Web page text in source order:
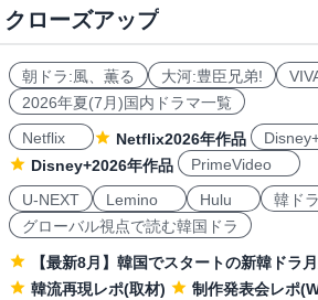
クローズアップ
朝ドラ:風、薫る 大河:豊臣兄弟!
2026年夏(7月)国内ドラマ一覧
Netflix
Netflix2026年作品
Disney+2026年作品
PrimeVideo
U-NEXT
Lemino Hulu
韓ド
グローバル視点で読む韓国ドラ
【最新8月】韓国でスタートの新韓ドラ
韓流再現レポ(取材)
制作発表会レポ